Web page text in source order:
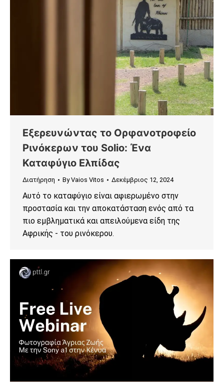
Εξερευνώντας το Ορφανοτροφείο
Ρινόκερων του Solio: Ένα
Καταφύγιο Ελπίδας
Διατήρηση ByVaios Vitos Δεκέμβριος 12, 2024
Αυτό το καταφύγιο είναι αφιερωμένο στην
προστασία και την αποκατάσταση ενός από τα
πιο εμβληματικά και απειλούμενα είδη της
Αφρικής - του ρινόκερου.